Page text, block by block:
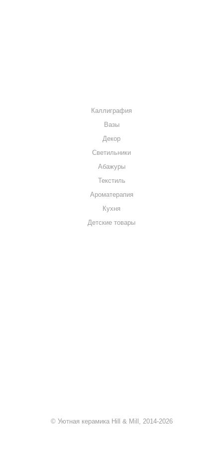
Каллиграфия
Вазы
Декор
Светильники
Абажуры
Текстиль
Ароматерапия
Кухня
Детские товары
© Уютная керамика Hill & Mill, 2014-2026